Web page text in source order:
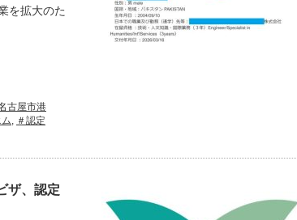
を拡大のた
古屋市港
, ＃認定
ザ、認定